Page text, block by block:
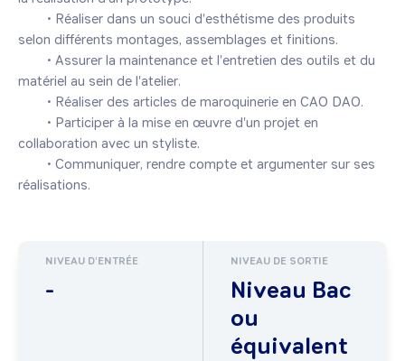
selon différents montages, assemblages et finitions.
matériel au sein de l'atelier.
collaboration avec un styliste.
NIVEAU D'ENTRÉE
-
NIVEAU DE SORTIE
Niveau Bac
ou
équivalent